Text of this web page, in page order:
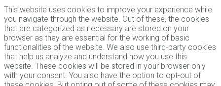
This website uses cookies to improve your experience while
you navigate through the website. Out of these, the cookies
that are categorized as necessary are stored on your
browser as they are essential for the working of basic
functionalities of the website. We also use third-party cookies
that help us analyze and understand how you use this
website. These cookies will be stored in your browser only
with your consent. You also have the option to opt-out of